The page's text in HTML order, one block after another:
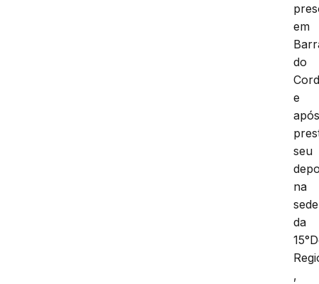
em
do
e
seu
na
sede
da
,